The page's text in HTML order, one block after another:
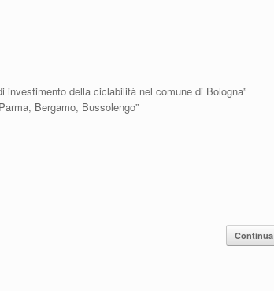
della ciclabilità nel comune di Bologna”
Bergamo, Bussolengo”
Continua